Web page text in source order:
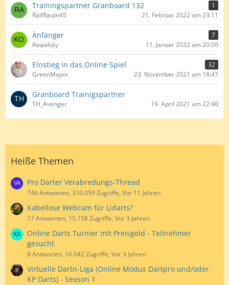
Trainingspartner Granboard 132
1
RalfRaum45
21. Februar 2022 um 23:11
Änfänger
7
Kowalsky
11. Januar 2022 um 20:50
Einstieg in das Online Spiel
32
GreenMayor
23. November 2021 um 18:47
Granboard Trainigspartner
TH_Avenger 19. April 2021 um 22:40
Heiße Themen
Pro Darter Verabredungs-Thread
746 Antworten, 310.059 Zugriffe, Vor 11 Jahren
Kabellose Webcam für Lidarts?
17 Antworten, 15.158 Zugriffe, Vor 3 Jahren
Online Darts Turnier mit Preisgeld - Teilnehmer
gesucht
8 Antworten, 16.042 Zugriffe, Vor 3 Jahren
Virtuelle Dartn-Liga (Online Modus Dartpro und/oder
KP Darts) - Season 1